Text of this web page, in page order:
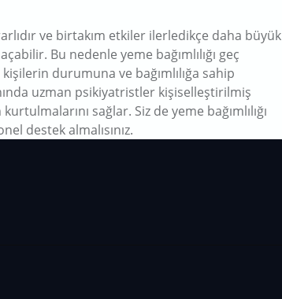
ve birtakım etkiler ilerledikçe daha büyük
Bu nedenle yeme bağımlılığı geç
durumuna ve bağımlılığa sahip
uzman psikiyatristler kişiselleştirilmiş
sağlar. Siz de yeme bağımlılığı
destek almalısınız.